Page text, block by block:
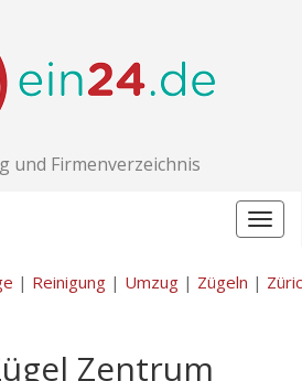
und Firmenverzeichnis
| Reinigung| Umzug| Zügeln |
Zentrum